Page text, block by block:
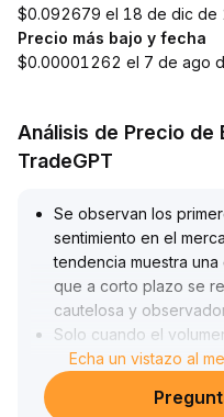
$0.092679 el 18 de dic de
Precio más bajo y fecha
$0.00001262 el 7 de ago
Análisis de Precio de
TradeGPT
Se observan los
sentimiento en el
tendencia muestra
que a corto plazo se
cautelosa y
Solo cuando el
significativamente y
indicadores técnicos
considerar aumentar
Echa un vistazo al